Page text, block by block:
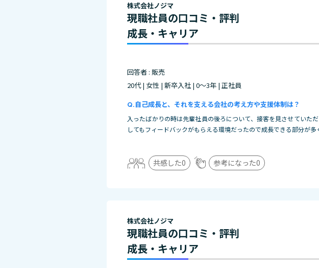
株式会社ノジマ
現職社員の口コミ・評判
成長・キャリア
回答者 : 販売
20代 | 女性 | 新卒入社 | 0～3年 | 正社員
自己成長と、それを支える会社の考え方や支援体制は？
入ったばかりの時は先輩社員の後ろについて、接客を見させていた
してもフィードバックがもらえる環境だったので成長できる部分が多
共感した0 参考になった0
株式会社ノジマ
現職社員の口コミ・評判
成長・キャリア